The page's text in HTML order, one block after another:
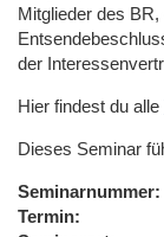
Mitglieder des
der
Hier findest du alle
Dieses Seminar
Seminarnummer
Termin